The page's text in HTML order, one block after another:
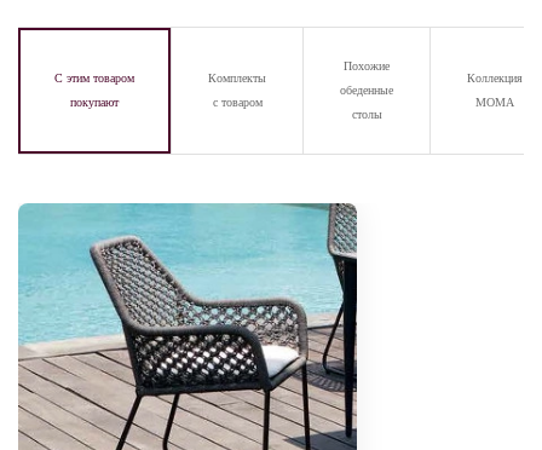
С этим товаром
покупают
Комплекты
с товаром
Похожие
обеденные
столы
Коллекция
MOMA